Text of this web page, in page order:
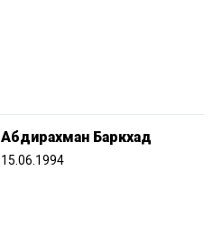
Абдирахман Баркхад
15.06.1994